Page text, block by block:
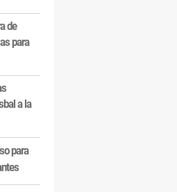
de
para
a la
para